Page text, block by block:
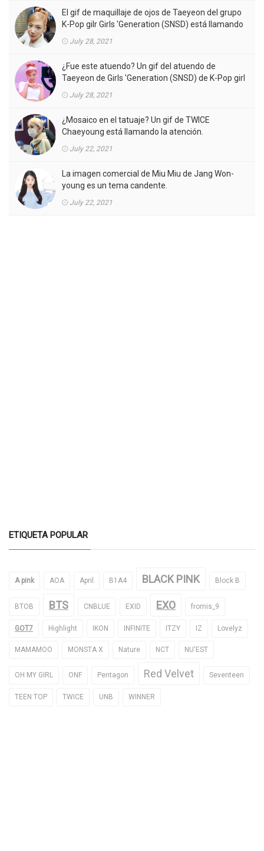
El gif de maquillaje de ojos de Taeyeon del grupo
K-Pop gilr Girls 'Generation (SNSD) está llamando
la atención.
July 28, 2021
¿Fue este atuendo? Un gif del atuendo de
Taeyeon de Girls 'Generation (SNSD) de K-Pop girl
gorup en el MV está llamando la atención.
July 28, 2021
¿Mosaico en el tatuaje? Un gif de TWICE
Chaeyoung está llamando la atención.
July 22, 2021
La imagen comercial de Miu Miu de Jang Won-
young es un tema candente.
July 22, 2021
ETIQUETA POPULAR
A pink AOA April B1A4 BLACK PINK Block B
BTOB BTS CNBLUE EXID EXO fromis_9
GOT7 Highlight IKON INFINITE ITZY IZ Lovelyz
MAMAMOO MONSTA X Nature NCT NU'EST
OH MY GIRL ONF Pentagon Red Velvet Seventeen
TEEN TOP TWICE UNB WINNER